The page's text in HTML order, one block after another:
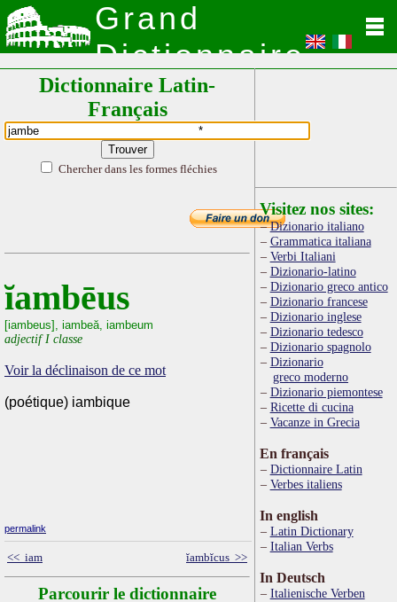
Grand
Dictionnaire
Latin
Dictionnaire Latin-
Français
Chercher dans les formes fléchies
ĭambēus
[iambeus], iambeă, iambeum
adjectif I classe
Voir la déclinaison de ce mot
(poétique) iambique
permalink
<< iam ĭambĭcus >>
Parcourir le dictionnaire
Visitez nos sites:
Dizionario italiano
Grammatica italiana
Verbi Italiani
Dizionario-latino
Dizionario greco antico
Dizionario francese
Dizionario inglese
Dizionario tedesco
Dizionario spagnolo
Dizionario
greco moderno
Dizionario piemontese
Ricette di cucina
Vacanze in Grecia
En français
Dictionnaire Latin
Verbes italiens
In english
Latin Dictionary
Italian Verbs
In Deutsch
Italienische Verben